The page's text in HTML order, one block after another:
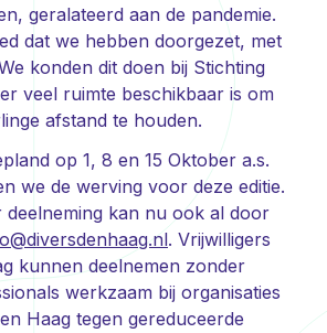
geralateerd aan de pandemie.
dat we hebben doorgezet, met
konden dit doen bij Stichting
veel ruimte beschikbaar is om
afstand te houden.
op 1, 8 en 15 Oktober a.s.
we de werving voor deze editie.
deelneming kan nu ook al door
. Vrijwilligers
kunnen deelnemen zonder
werkzaam bij organisaties
Haag tegen gereduceerde